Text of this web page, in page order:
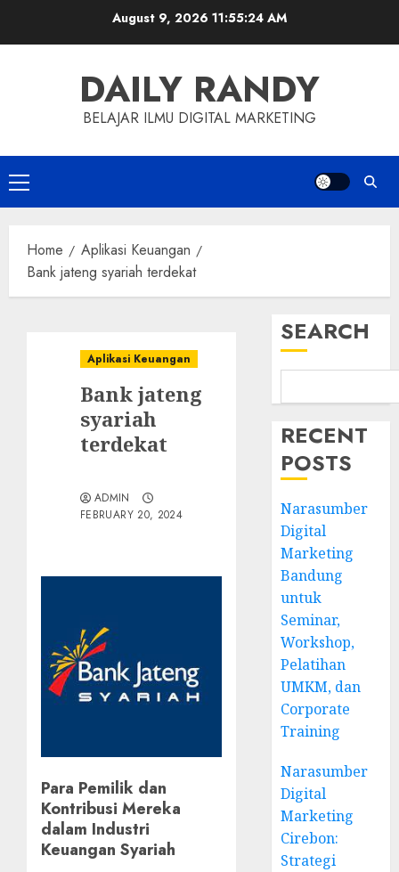
August 9, 2026 11:55:24 AM
DAILY RANDY
BELAJAR ILMU DIGITAL MARKETING
Primary
Menu
Home
Aplikasi Keuangan
Bank jateng syariah terdekat
Aplikasi Keuangan
Bank jateng
syariah
terdekat
ADMIN
FEBRUARY 20, 2024
Para Pemilik dan
Kontribusi Mereka
dalam Industri
Keuangan Syariah
SEARCH
RECENT
POSTS
Narasumber
Digital
Marketing
Bandung
untuk
Seminar,
Workshop,
Pelatihan
UMKM, dan
Corporate
Training
Narasumber
Digital
Marketing
Cirebon:
Strategi